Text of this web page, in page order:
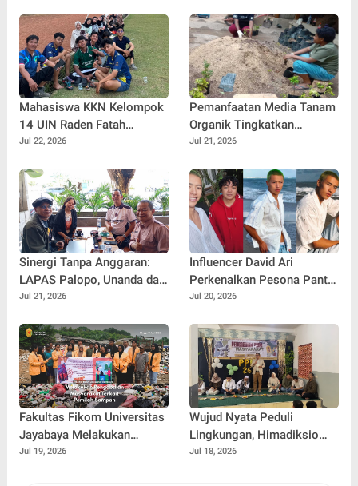
Mahasiswa KKN Kelompok
14 UIN Raden Fatah
Palembang Jalin
Warga Gunung Kemala
Lewat Sparing Sepak Bola
Jul 22, 2026
Pemanfaatan Media Tanam
Organik Tingkatkan
Keterampilan Masyarakat
Hias
Jul 21, 2026
Sinergi Tanpa Anggaran:
LAPAS Palopo, Unanda dan
LSM Wanua Lestari. Inisiasi
Jul 21, 2026
Influencer David Ari
Perkenalkan Pesona Pantai
Nelayan Canggu Lewat
Ternama China Yenan Yutio
Jul 20, 2026
Fakultas Fikom Universitas
Jayabaya Melakukan
Pengabdian Masyarakat
Jul 19, 2026
Wujud Nyata Peduli
Lingkungan, Himadiksio
Untirta Gelar Dialog
Jul 18, 2026